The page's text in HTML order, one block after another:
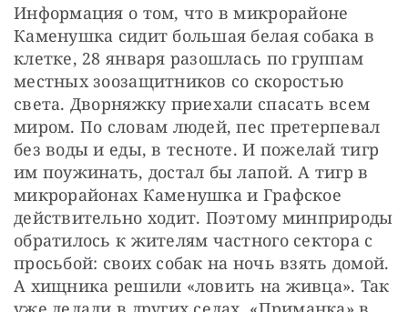
Информация о том, что в микрорайоне
Каменушка сидит большая белая собака в
клетке, 28 января разошлась по группам
местных зоозащитников со скоростью
света. Дворняжку приехали спасать всем
миром. По словам людей, пес претерпевал
без воды и еды, в тесноте. И пожелай тигр
им поужинать, достал бы лапой. А тигр в
микрорайонах Каменушка и Графское
действительно ходит. Поэтому минприроды
обратилось к жителям частного сектора с
просьбой: своих собак на ночь взять домой.
А хищника решили «ловить на живца». Так